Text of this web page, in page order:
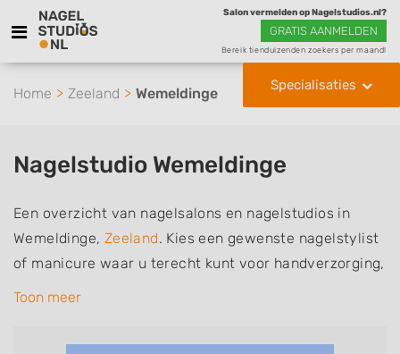
Salon vermelden op Nagelstudios.nl?
GRATIS AANMELDEN
Bereik tienduizenden zoekers per maand!
Specialisaties
Home Zeeland Wemeldinge
Nagelstudio Wemeldinge
Een overzicht van nagelsalons en nagelstudios in
Wemeldinge, Zeeland. Kies een gewenste nagelstylist
of manicure waar u terecht kunt voor handverzorging,
nagelverzorging en soms ook voetverzorging. De
Toon meer